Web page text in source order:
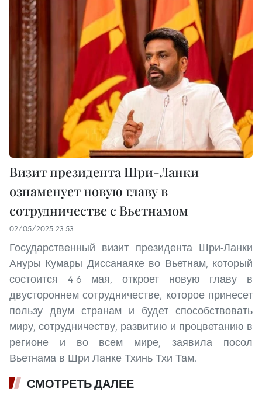
Визит президента Шри-Ланки
ознаменует новую главу в
сотрудничестве с Вьетнамом
02/05/2025 23:53
Государственный визит президента Шри-Ланки
Ануры Кумары Диссанаяке во Вьетнам, который
состоится 4-6 мая, откроет новую главу в
двустороннем сотрудничестве, которое принесет
пользу двум странам и будет способствовать
миру, сотрудничеству, развитию и процветанию в
регионе и во всем мире, заявила посол
Вьетнама в Шри-Ланке Тхинь Тхи Там.
СМОТРЕТЬ ДАЛЕЕ